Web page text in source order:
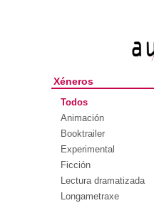
Xéneros
Todos
Animación
Booktrailer
Experimental
Ficción
Lectura dramatizada
Longametraxe